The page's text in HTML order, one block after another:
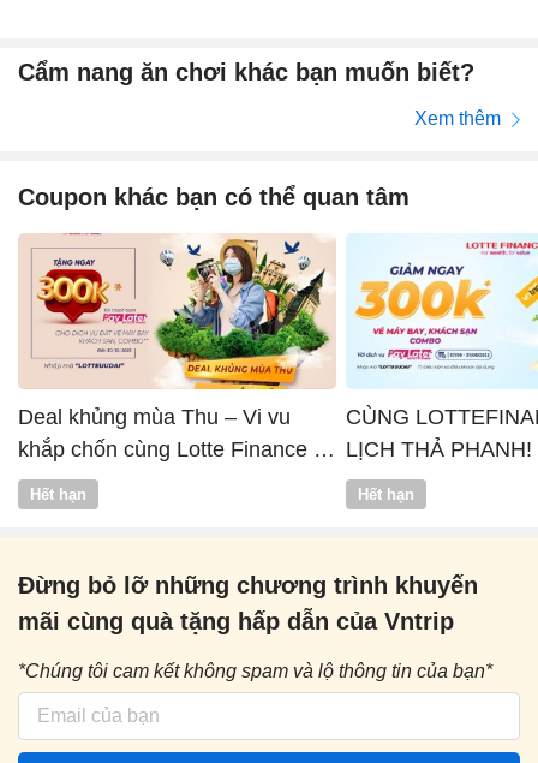
Cẩm nang ăn chơi khác bạn muốn biết?
Xem thêm
Coupon khác bạn có thể quan tâm
Deal khủng mùa Thu – Vi vu
khắp chốn cùng Lotte Finance x
Vntrip
Hết hạn
CÙNG
LỊCH THẢ PHANH!
Hết hạn
Đừng bỏ lỡ những chương trình khuyến
mãi cùng quà tặng hấp dẫn của Vntrip
*Chúng tôi cam kết không spam và lộ thông tin của bạn*